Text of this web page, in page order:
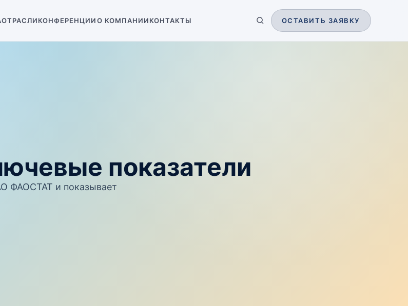
ОТРАСЛИКОНФЕРЕНЦИИО КОМПАНИИКОНТАКТЫ ОСТАВИТЬ ЗАЯВКУ
показатели
ФАОСТАТ и показывает